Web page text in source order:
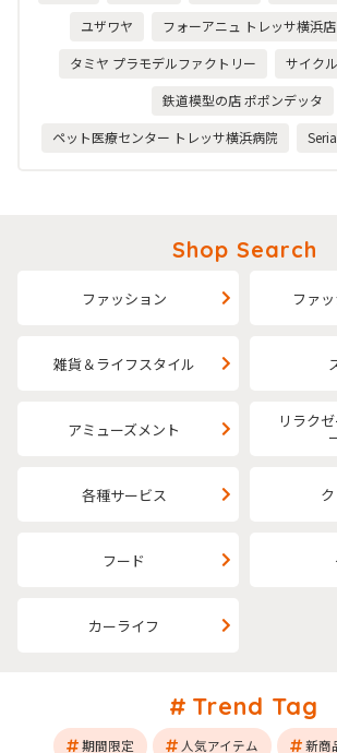
ユザワヤ
フォーアニュ トレッサ横浜店
タミヤ プラモデルファクトリー
サイク
鉄道模型の店 ポポンデッタ
ペット医療センター トレッサ横浜病院
Seria
Shop Search
ファッション ファ
雑貨＆ライフスタイル
アミューズメント リラク
各種サービス
フード
カーライフ
Trend Tag
期間限定 人気アイテム 新商